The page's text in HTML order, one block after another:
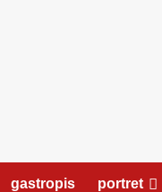
gastropis portret